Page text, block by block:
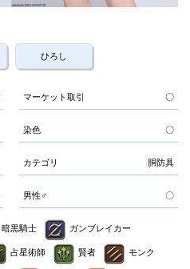
ひろし
マーケット取引 〇
染色 〇
カテゴリ 胴防具
男性♂ 〇
暗黒騎士 ガンブレイカー
占星術師 賢者 モンク